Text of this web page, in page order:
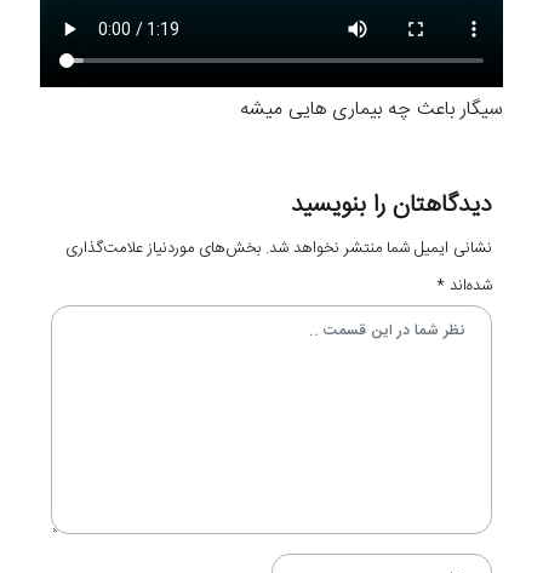
سیگار باعث چه بیماری هایی میشه
دیدگاهتان را بنویسید
نشانی ایمیل شما منتشر نخواهد شد. بخش‌های موردنیاز علامت‌گذاری
شده‌اند*